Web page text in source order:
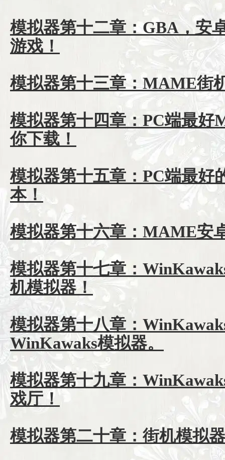
模拟器第十二章：GBA，安
游戏！
模拟器第十三章：MAME街
模拟器第十四章：PC端最好
你下载！
模拟器第十五章：PC端最好
本！
模拟器第十六章：MAME安
模拟器第十七章：
机模拟器！
模拟器第十八章：
WinKawaks模拟器。
模拟器第十九章：
戏厅！
模拟器第二十章：街机模拟